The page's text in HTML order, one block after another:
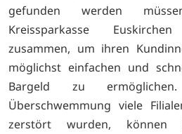
gefunden werden
Kreissparkasse
zusammen, um ihren
möglichst einfachen und
Bargeld zu
Überschwemmung viele
zerstört wurden, können